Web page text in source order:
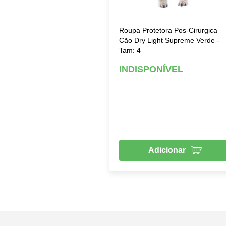
Roupa Protetora Pos-Cirurgica
Cão Dry Light Supreme Verde -
Tam: 4
INDISPONÍVEL
Adicionar